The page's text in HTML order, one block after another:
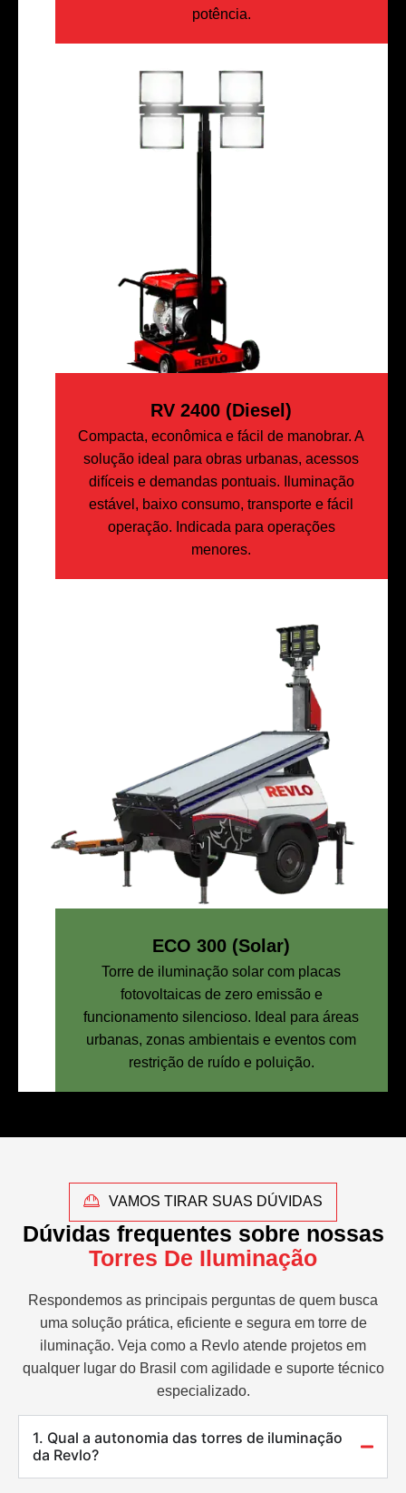
potência.
RV 2400 (Diesel)
Compacta, econômica e fácil de manobrar. A
solução ideal para obras urbanas, acessos
difíceis e demandas pontuais. Iluminação
estável, baixo consumo, transporte e fácil
operação. Indicada para operações
menores.
ECO 300 (Solar)
Torre de iluminação solar com placas
fotovoltaicas de zero emissão e
funcionamento silencioso. Ideal para áreas
urbanas, zonas ambientais e eventos com
restrição de ruído e poluição.
VAMOS TIRAR SUAS DÚVIDAS
Dúvidas frequentes sobre nossas
Torres De Iluminação
Respondemos as principais perguntas de quem busca
uma solução prática, eficiente e segura em torre de
iluminação. Veja como a Revlo atende projetos em
qualquer lugar do Brasil com agilidade e suporte técnico
especializado.
1. Qual a autonomia das torres de iluminação
da Revlo?